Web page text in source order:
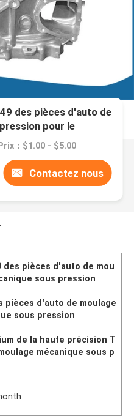
des pièces d'auto de
pour le
Prix：$1.00 - $5.00
Contactez nous
des pièces d'auto de mou
sous pression
pièces d'auto de moulage
sous pression
de la haute précision T
mécanique sous p